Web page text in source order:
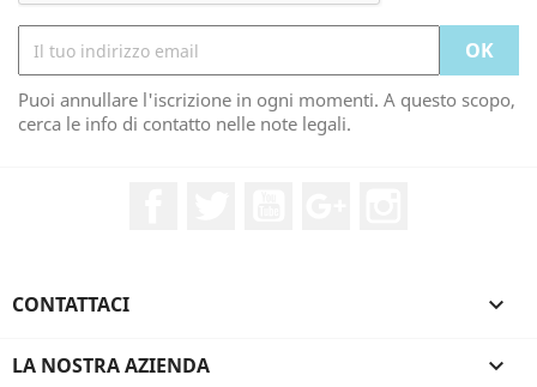
Puoi annullare l'iscrizione in ogni momenti. A questo scopo,
cerca le info di contatto nelle note legali.
CONTATTACI 
LA NOSTRA AZIENDA 